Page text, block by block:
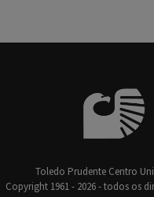
Toledo Prudente Centro
Copyright 1961 - 2026 - todos os